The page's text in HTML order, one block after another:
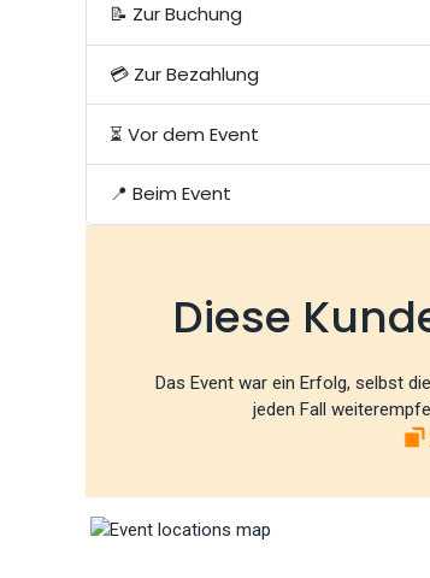
📝 Zur Buchung
💳 Zur Bezahlung
⏳ Vor dem Event
📍 Beim Event
Diese
Das Event war ein Erfolg, selbst
jeden Fall